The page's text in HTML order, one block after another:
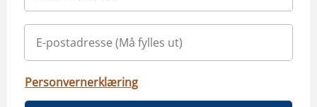
Personvernerklæring